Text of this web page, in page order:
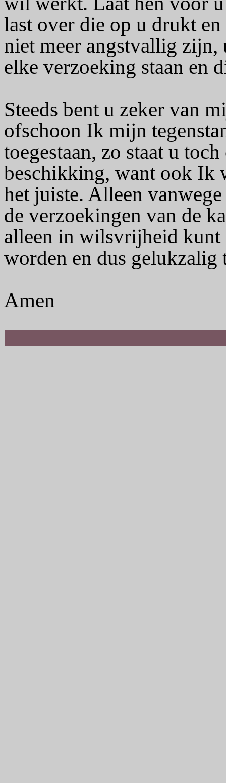
last over die op u drukt
niet meer angstvallig zijn,
elke verzoeking staan en
Steeds bent u zeker van
ofschoon Ik mijn
toegestaan, zo staat u
beschikking, want ook Ik
het juiste. Alleen
de verzoekingen van de
alleen in wilsvrijheid kunt
worden en dus
Amen